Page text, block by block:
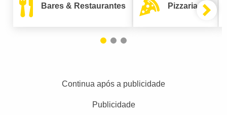
Bares & Restaurantes Pizzarias
Continua após a publicidade
Publicidade